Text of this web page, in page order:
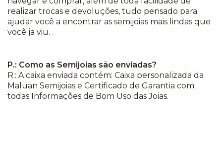
realizar trocas e devoluções, tudo pensado para
ajudar você a encontrar as semijoias mais lindas que
você ja viu.
P.: Como as Semijoias são enviadas?
R.: A caixa enviada contém: Caixa personalizada da
Maluan Semijoias e Certificado de Garantia com
todas Informações de Bom Uso das Joias.